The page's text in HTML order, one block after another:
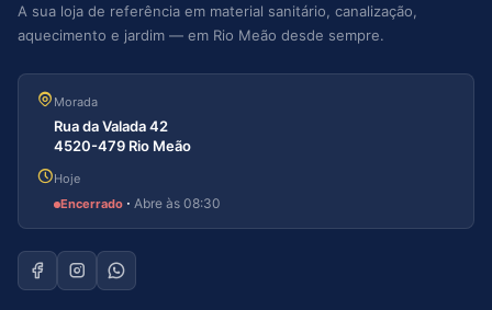
A sua loja de referência em material sanitário, canalização,
aquecimento e jardim — em Rio Meão desde sempre.
Morada
Rua da Valada 42
4520-479 Rio Meão
Hoje
Encerrado · Abre às 08:30